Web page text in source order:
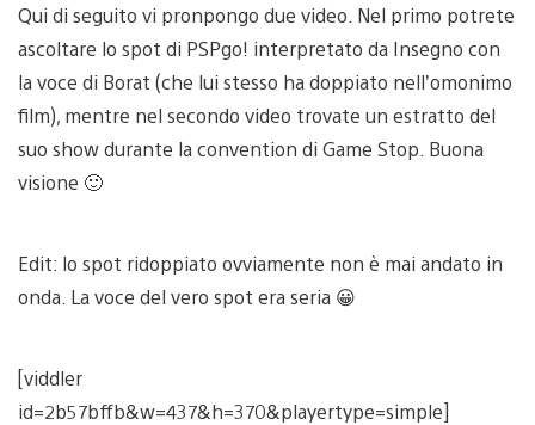
Qui di seguito vi pronpongo due video. Nel primo potrete
ascoltare lo spot di PSPgo! interpretato da Insegno con
la voce di Borat (che lui stesso ha doppiato nell’omonimo
film), mentre nel secondo video trovate un estratto del
suo show durante la convention di Game Stop. Buona
visione 🙂
Edit: lo spot ridoppiato ovviamente non è mai andato in
onda. La voce del vero spot era seria 😀
[viddler
id=2b57bffb&w=437&h=370&playertype=simple]